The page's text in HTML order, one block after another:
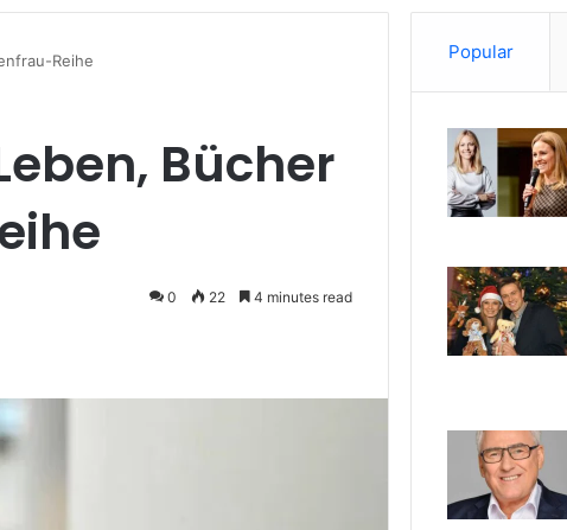
Reihe
Bücher
0 22 4 minutes read
Popular